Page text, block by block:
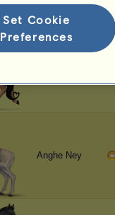
Anghe Ney
Set Cookie
Preferences